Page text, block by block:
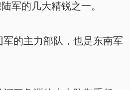
军的几大精锐之一。
的主力部队，也是东南军